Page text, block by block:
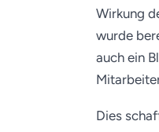
Wirkung
wurde
auch ein
Dies